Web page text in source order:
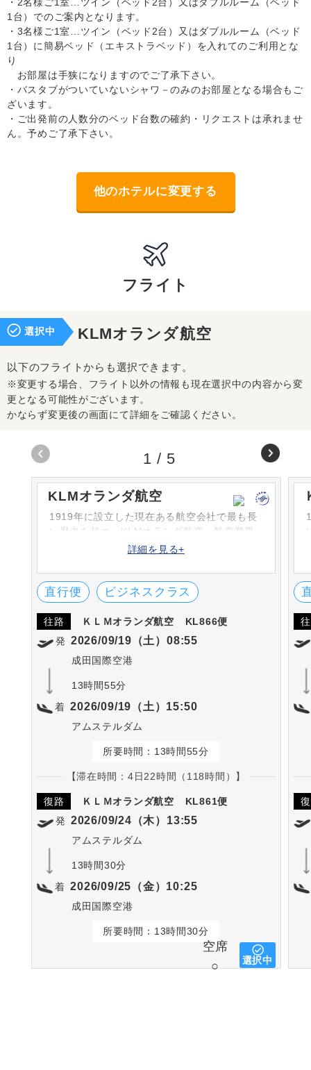
・2名様ご1室…ツイン（ベッド2台）又はダブルルーム（ベッド
1台）でのご案内となります。
・3名様ご1室…ツイン（ベッド2台）又はダブルルーム（ベッド
1台）に簡易ベッド（エキストラベッド）を入れてのご利用とな
り
お部屋は手狭になりますのでご了承下さい。
・バスタブがついていないシャワ－のみのお部屋となる場合もご
ざいます。
・ご出発前の人数分のベッド台数の確約・リクエストは承れませ
ん。予めご了承下さい。
他のホテルに変更する
フライト
選択中 KLMオランダ航空
以下のフライトからも選択できます。
※変更する場合、フライト以外の情報も現在選択中の内容から変
更となる可能性がございます。
かならず変更後の画面にて詳細をご確認ください。
KLMオランダ航空
1919年に設立した現在ある航空会社で最も長
い歴史を持つ、KLMオランダ航空。航空業界
を牽引し、オランダを代表する航空会社で
ルダムを基点に運送しています。
詳細を見る+
直行便 ビジネスクラス
往路 ＫＬＭオランダ航空
KL866便
発 2026/09/19（土）08:55
成田国際空港
13時間55分
着 2026/09/19（土）15:50
アムステルダム
所要時間：13時間55分
【滞在時間：4日22時間（118時間）】
復路 ＫＬＭオランダ航空
KL861便
発 2026/09/24（木）13:55
アムステルダム
13時間30分
着 2026/09/25（金）10:25
成田国際空港
所要時間：13時間30分
空席
○
選択中
1 / 5